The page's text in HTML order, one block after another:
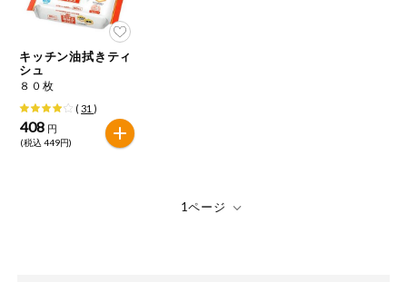
キッチン油拭きティ
シュ
８０枚
(31 )
408 円
(税込 449円)